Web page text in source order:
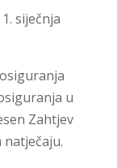
siječnja
u
Zahtjev